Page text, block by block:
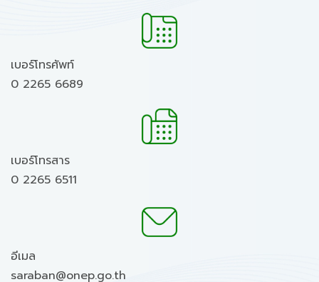
เบอร์โทรศัพท์
0 2265 6689
เบอร์โทรสาร
0 2265 6511
อีเมล
saraban@onep.go.th